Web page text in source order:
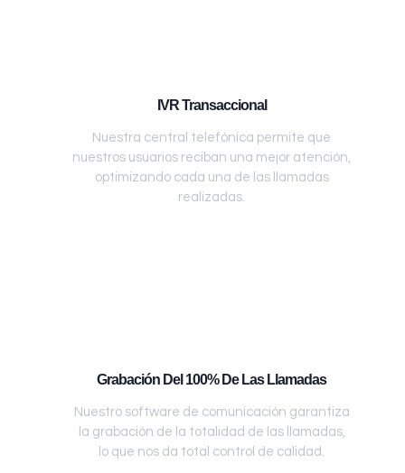
IVR Transaccional
Nuestra central telefónica permite que
nuestros usuarios reciban una mejor atención,
optimizando cada una de las llamadas
realizadas.
Grabación Del 100% De Las Llamadas
Nuestro software de comunicación garantiza
la grabación de la totalidad de las llamadas,
lo que nos da total control de calidad.